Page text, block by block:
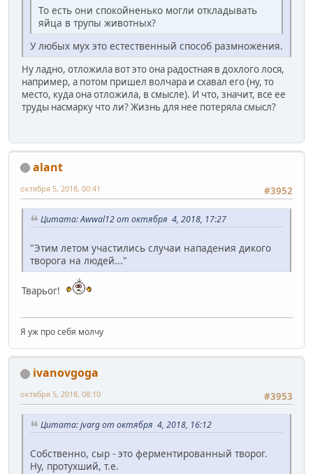
То есть они спокойненько могли откладывать
яйца в трупы животных?
У любых мух это естественный способ размножения.
Ну ладно, отложила вот это она радостная в дохлого лося,
например, а потом пришел волчара и схавал его (ну, то
место, куда она отложила, в смысле). И что, значит, все ее
труды насмарку что ли? Жизнь для нее потеряла смысл?
alant
#3952
октября 5, 2018, 00:41
Цитата: Awwal12 от октября 4, 2018, 17:27
"Этим летом участились случаи нападения дикого
творога на людей..."
Тварьог!
Я уж про себя молчу
ivanovgoga
#3953
октября 5, 2018, 08:10
Цитата: jvarg от октября 4, 2018, 16:12
Собственно, сыр - это ферментированный творог.
Ну, протухший, т.е.